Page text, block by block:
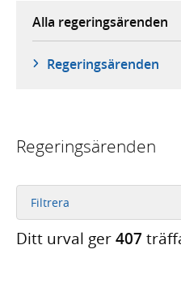
Alla regeringsärenden
Regeringsärenden
Regeringsärenden
Filtrera
Ditt urval ger407